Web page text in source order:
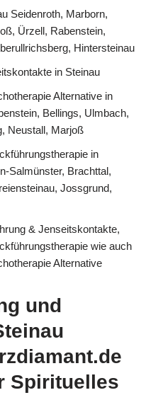
Seidenroth, Marborn,
Ürzell, Rabenstein,
Hintersteinau
in Steinau
Alternative in
Bellings, Ulmbach,
Neustall, Marjoß
in
Salmünster, Brachttal,
Jossgrund,
& Jenseitskontakte,
wie auch
Alternative
und
Spirituelles